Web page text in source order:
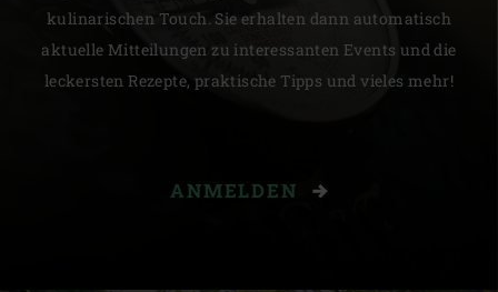
kulinarischen Touch. Sie erhalten dann automatisch
aktuelle Mitteilungen zu interessanten Events und die
leckersten Rezepte, praktische Tipps und vieles mehr!
ANMELDEN